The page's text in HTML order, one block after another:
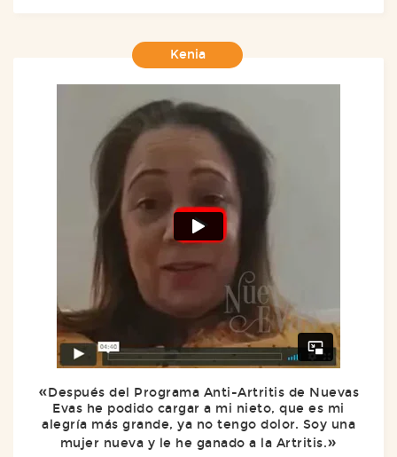
Kenia
Después del Programa Anti-Artritis de Nuevas
Evas he podido cargar a mi nieto, que es mi
alegría más grande, ya no tengo dolor. Soy una
mujer nueva y le he ganado a la Artritis.